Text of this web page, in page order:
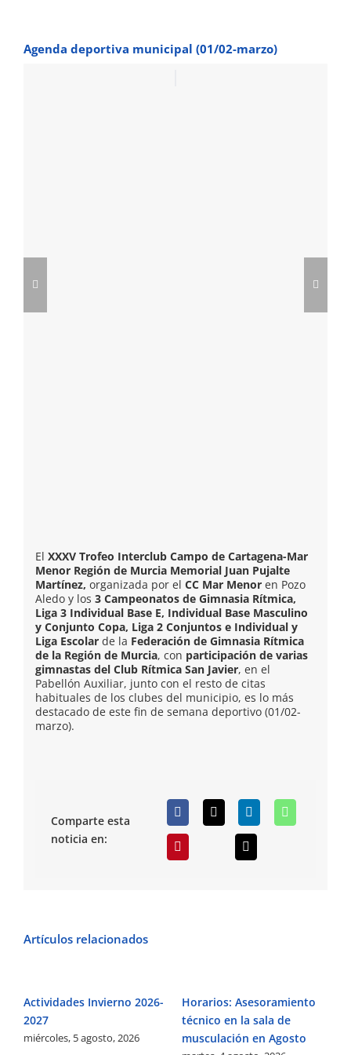
Agenda deportiva municipal (01/02-marzo)
El XXXV Trofeo Interclub Campo de Cartagena-Mar
Menor Región de Murcia Memorial Juan Pujalte
Martínez, organizada por el CC Mar Menor en Pozo
Aledo y los 3 Campeonatos de Gimnasia Rítmica,
Liga 3 Individual Base E, Individual Base Masculino
y Conjunto Copa, Liga 2 Conjuntos e Individual y
Liga Escolar de la Federación de Gimnasia Rítmica
de la Región de Murcia, con participación de varias
gimnastas del Club Rítmica San Javier, en el
Pabellón Auxiliar, junto con el resto de citas
habituales de los clubes del municipio, es lo más
destacado de este fin de semana deportivo (01/02-
marzo).
Comparte esta
noticia en:
Artículos relacionados
Actividades Invierno 2026-
2027
miércoles, 5 agosto, 2026
Horarios: Asesoramiento
técnico en la sala de
musculación en Agosto